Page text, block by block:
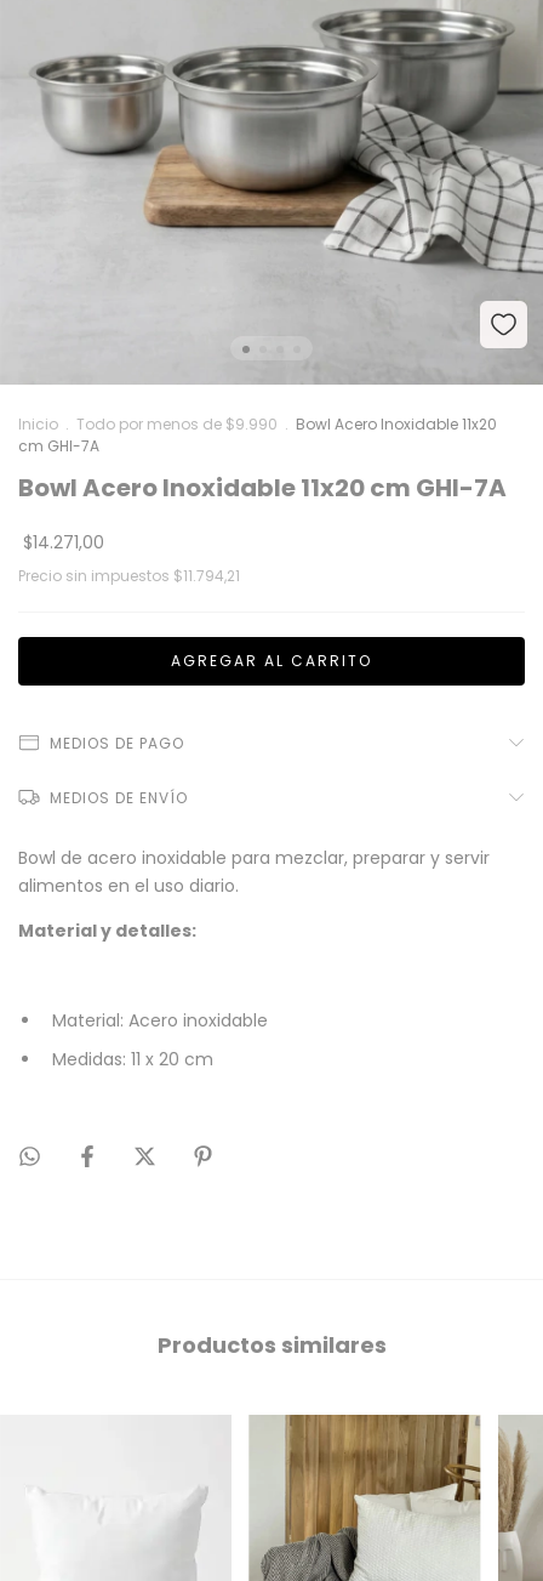
Inicio . Todo por menos de $9.990 . Bowl Acero Inoxidable 11x20
cm GHI-7A
Bowl Acero Inoxidable 11x20 cm GHI-7A
$14.271,00
Precio sin impuestos $11.794,21
MEDIOS DE PAGO
MEDIOS DE ENVÍO
Bowl de acero inoxidable para mezclar, preparar y servir
alimentos en el uso diario.
Material y detalles:
Material: Acero inoxidable
Medidas: 11 x 20 cm
Productos similares